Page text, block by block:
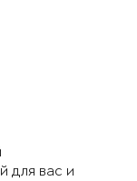
для вас и